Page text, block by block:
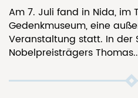
Am 7. Juli fand in Nida, im
Gedenkmuseum, eine
Veranstaltung statt. In der
Nobelpreisträgers